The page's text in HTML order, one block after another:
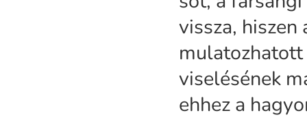
vissza,
mulatozhatott
viselésének
ehhez a